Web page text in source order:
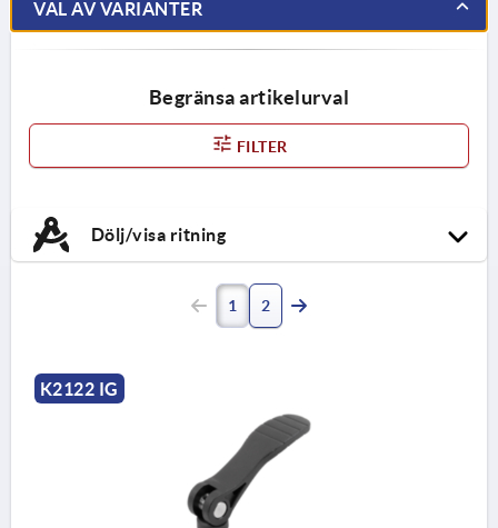
VAL AV VARIANTER
Begränsa artikelurval
FILTER
Dölj/visa ritning
1 2
K2122 IG